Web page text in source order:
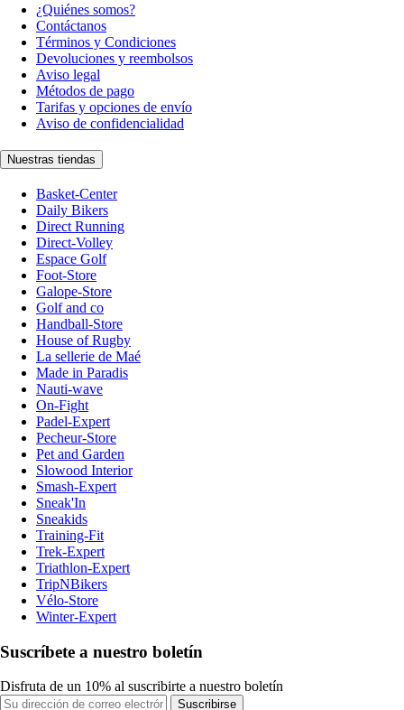
¿Quiénes somos?
Contáctanos
Términos y Condiciones
Devoluciones y reembolsos
Aviso legal
Métodos de pago
Tarifas y opciones de envío
Aviso de confidencialidad
Nuestras tiendas
Basket-Center
Daily Bikers
Direct Running
Direct-Volley
Espace Golf
Foot-Store
Galope-Store
Golf and co
Handball-Store
House of Rugby
La sellerie de Maé
Made in Paradis
Nauti-wave
On-Fight
Padel-Expert
Pecheur-Store
Pet and Garden
Slowood Interior
Smash-Expert
Sneak'In
Sneakids
Training-Fit
Trek-Expert
Triathlon-Expert
TripNBikers
Vélo-Store
Winter-Expert
Suscríbete a nuestro boletín
Disfruta de un 10% al suscribirte a nuestro boletín
Suscribirse